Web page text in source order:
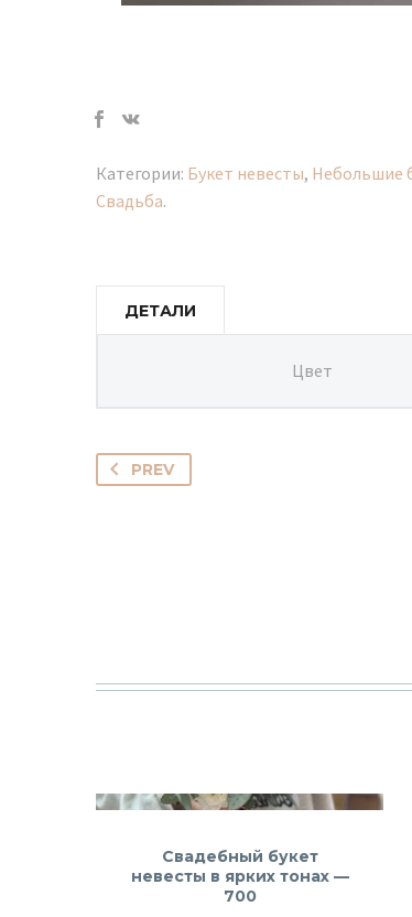
Категории: Букет невесты, Небольшие
Свадьба.
ДЕТАЛИ
Цвет
PREV
Свадебный букет
невесты в ярких тонах —
700